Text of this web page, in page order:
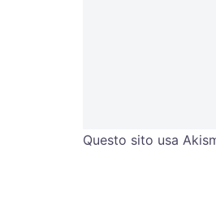
Questo sito usa